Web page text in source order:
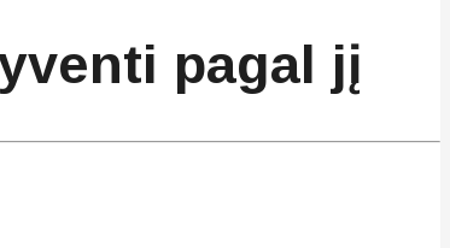
pagal jį